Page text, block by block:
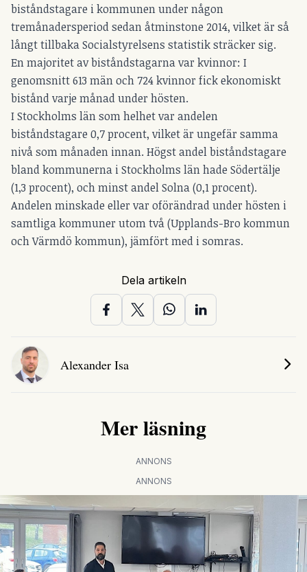
biståndstagare i kommunen under någon
tremånadersperiod sedan åtminstone 2014, vilket är så
långt tillbaka Socialstyrelsens statistik sträcker sig.
En majoritet av biståndstagarna var kvinnor: I
genomsnitt 613 män och 724 kvinnor fick ekonomiskt
bistånd varje månad under hösten.
I Stockholms län som helhet var andelen
biståndstagare 0,7 procent, vilket är ungefär samma
nivå som månaden innan. Högst andel biståndstagare
bland kommunerna i Stockholms län hade Södertälje
(1,3 procent), och minst andel Solna (0,1 procent).
Andelen minskade eller var oförändrad under hösten i
samtliga kommuner utom två (Upplands-Bro kommun
och Värmdö kommun), jämfört med i somras.
Dela artikeln
Alexander Isa
Mer läsning
ANNONS
ANNONS